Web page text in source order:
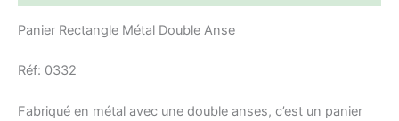
Panier Rectangle Métal Double Anse
Réf: 0332
Fabriqué en métal avec une double anses, c’est un panier